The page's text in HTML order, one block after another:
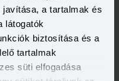
a tartalmak és
látogatók
biztosítása és a
tartalmak
süti elfogadása
és